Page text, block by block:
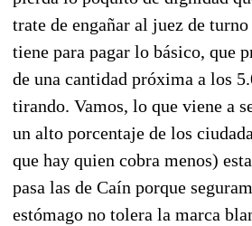
trate de engañar al juez de
tiene para pagar lo básico, que
de una cantidad próxima a los
tirando. Vamos, lo que viene a
un alto porcentaje de los
que hay quien cobra menos)
pasa las de Caín porque
estómago no tolera la marca